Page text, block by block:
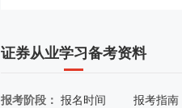
证券从业学习备考资料
报考阶段： 报名时间 报考指南